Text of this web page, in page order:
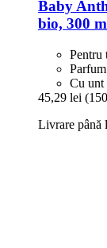
Baby
bio, 300
Pentru
Cu unt
45,29 lei
Livrare până